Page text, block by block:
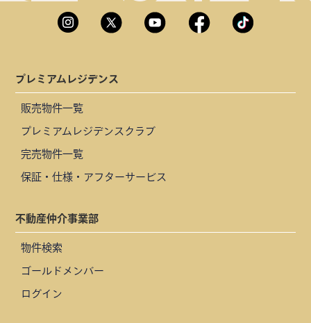
プレミアムレジデンス
販売物件一覧
プレミアムレジデンスクラブ
完売物件一覧
保証・仕様・アフターサービス
不動産仲介事業部
物件検索
ゴールドメンバー
ログイン